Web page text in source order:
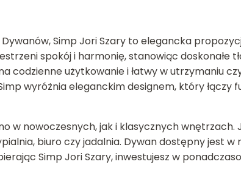
Simp Jori Szary to elegancka
spokój i harmonię, stanowiąc doskonałe
codzienne użytkowanie i łatwy w utrzymaniu
wyróżnia eleganckim designem, który
w nowoczesnych, jak i klasycznych
biuro czy jadalnia. Dywan dostępny jest
Simp Jori Szary, inwestujesz w